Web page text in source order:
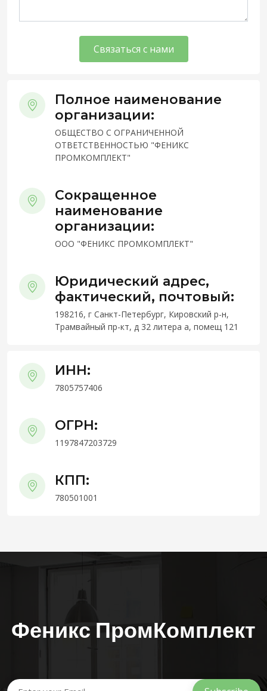
Связаться с нами
Полное наименование
организации:
ОБЩЕСТВО С ОГРАНИЧЕННОЙ
ОТВЕТСТВЕННОСТЬЮ "ФЕНИКС
ПРОМКОМПЛЕКТ"
Сокращенное
наименование
организации:
ООО "ФЕНИКС ПРОМКОМПЛЕКТ"
Юридический адрес,
фактический, почтовый:
198216, г Санкт-Петербург, Кировский р-н,
Трамвайный пр-кт, д 32 литера а, помещ 121
ИНН:
7805757406
ОГРН:
1197847203729
КПП:
780501001
Феникс ПромКомплект